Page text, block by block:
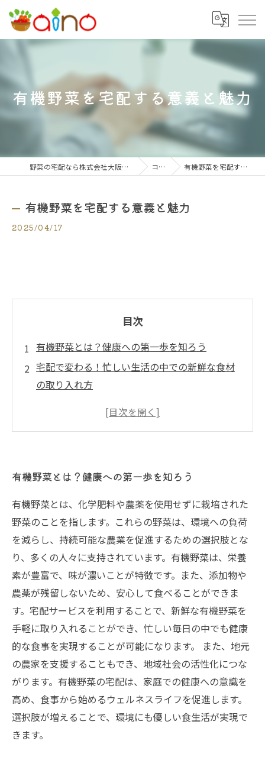
有機野菜を宅配する意義と魅力
野菜の宅配なら株式会社大阪愛農食品センター コラム 有機野菜を宅配する意義と魅力
有機野菜を宅配する意義と魅力
2025/04/17
目次
有機野菜とは？健康への第一歩を知ろう
宅配で変わる！忙しい生活の中での新鮮な食材
の取り入れ方
有機野菜の宅配がもたらす環境への利点
有機野菜宅配の選び方とおすすめサービス
未来の食卓を彩る！有機野菜で得られる豊かな
生活
有機野菜とは？健康への第一歩を知ろう
有機野菜とは、化学肥料や農薬を使用せずに栽培された
野菜のことを指します。これらの野菜は、環境への負荷
を減らし、持続可能な農業を促進するための選択肢とな
り、多くの人々に支持されています。有機野菜は、栄養
素が豊富で、味が濃いことが特徴です。また、添加物や
農薬が残留しないため、安心して食べることができま
す。宅配サービスを利用することで、新鮮な有機野菜を
手軽に取り入れることができ、忙しい毎日の中でも健康
的な食事を実現することが可能になります。 また、地元
の農家を支援することもでき、地域社会の活性化につな
がります。有機野菜の宅配は、家庭での健康への意識を
高め、食事から始めるウェルネスライフを促進します。
選択肢が増えることで、環境にも優しい食生活が実現で
きます。